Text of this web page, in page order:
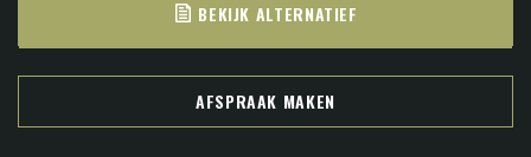
BEKIJK ALTERNATIEF
AFSPRAAK MAKEN